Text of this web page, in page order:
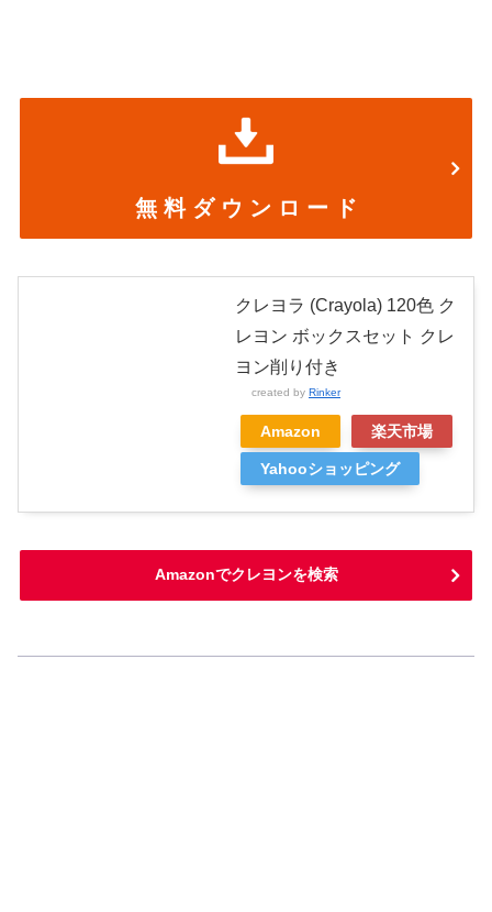
無 料 ダ ウ ン ロ ー ド
クレヨラ (Crayola) 120色 ク
レヨン ボックスセット クレ
ヨン削り付き
created by Rinker
Amazon 楽天市場
Yahooショッピング
Amazonでクレヨンを検索